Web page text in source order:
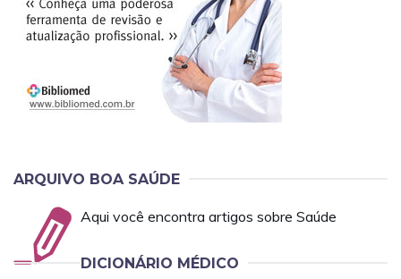
ARQUIVO BOA SAÚDE
Aqui você encontra artigos sobre Saúde
DICIONÁRIO MÉDICO